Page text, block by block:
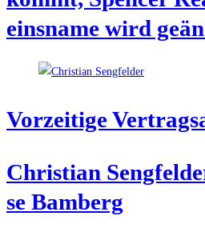
eins­na­me wird
Vor­zei­ti­ge
Chris­ti­an
se Bamberg